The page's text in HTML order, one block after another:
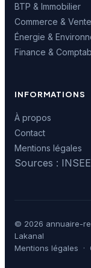
BTP & Immobilier
Commerce & Vente
Énergie &
Finance &
INFORMATIONS
À propos
Contact
Mentions légales
Sources :
© 2026 annuaire-
Lakanal
Mentions légales ·